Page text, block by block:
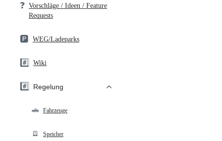
❓ Vorschläge / Ideen / Feature
Requests
🅿️ WEG/Ladeparks
#️⃣ Wiki
#️⃣ Regelung
🚗 Fahrzeuge
🪫 Speicher